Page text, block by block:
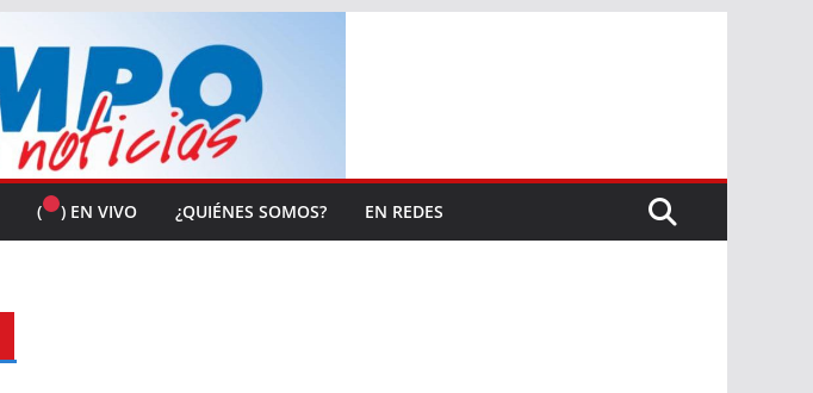
( ) EN VIVO ¿QUIÉNES SOMOS? EN REDES